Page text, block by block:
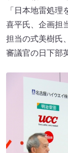
「日本地雷処
喜平氏、企画担
担当の式美樹氏
審議官の日下部